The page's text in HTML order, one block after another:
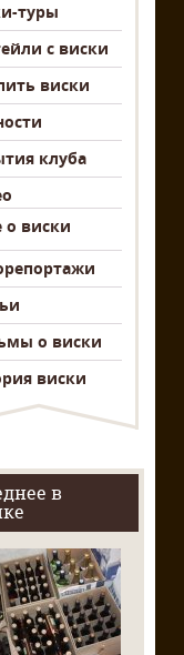
туры
с виски
виски
клуба
о виски
о виски
виски
в